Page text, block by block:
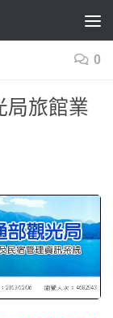
0
局旅館業